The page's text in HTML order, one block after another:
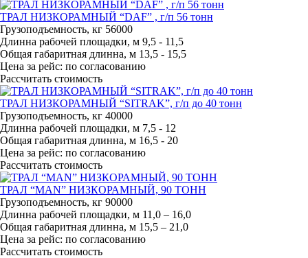
ТРАЛ НИЗКОРАМНЫЙ “DAF” , г/п 56 тонн
Грузоподъемность, кг 56000
Длинна рабочей площадки, м 9,5 - 11,5
Общая габаритная длинна, м 13,5 - 15,5
Цена за рейс: по согласованию
Рассчитать стоимость
ТРАЛ НИЗКОРАМНЫЙ “SITRAK”, г/п до 40 тонн
Грузоподъемность, кг 40000
Длинна рабочей площадки, м 7,5 - 12
Общая габаритная длинна, м 16,5 - 20
Цена за рейс: по согласованию
Рассчитать стоимость
ТРАЛ “MAN” НИЗКОРАМНЫЙ, 90 ТОНН
Грузоподъемность, кг 90000
Длинна рабочей площадки, м 11,0 – 16,0
Общая габаритная длинна, м 15,5 – 21,0
Цена за рейс: по согласованию
Рассчитать стоимость